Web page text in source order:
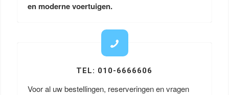
en moderne voertuigen.
TEL: 010-6666606
Voor al uw bestellingen, reserveringen en vragen